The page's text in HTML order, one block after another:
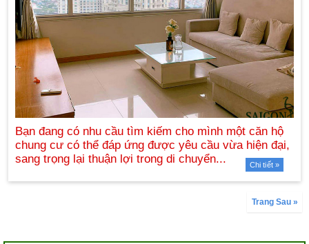
Chi tiết »
Trang Sau »